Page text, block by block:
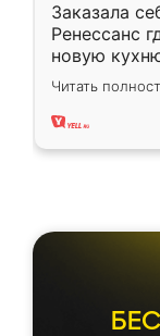
Заказала
Ренессанс
новую
вполне
два года,
Читать